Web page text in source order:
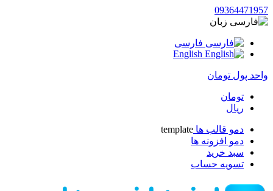
زبان
فارسی
English
پول تومان
تومان
ریال
دمو قالب ها template
دمو افزونه ها
سبد خرید
تسویه حساب